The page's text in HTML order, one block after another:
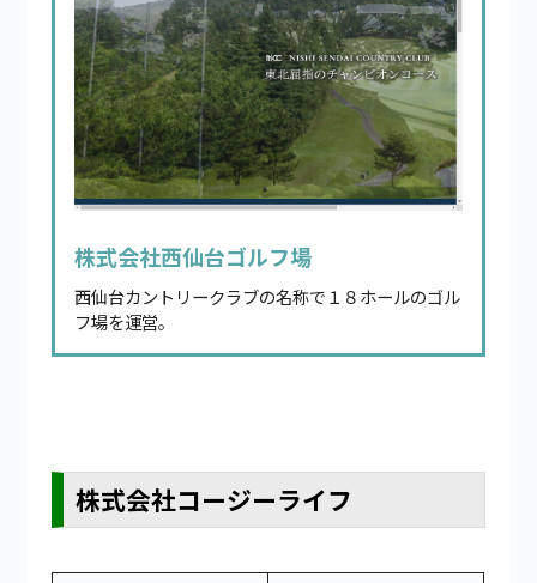
株式会社西仙台ゴルフ場
西仙台カントリークラブの名称で１８ホールのゴル
フ場を運営。
株式会社コージーライフ